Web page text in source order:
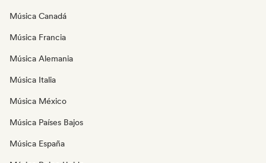
Música Canadá
Música Francia
Música Alemania
Música Italia
Música México
Música Países Bajos
Música España